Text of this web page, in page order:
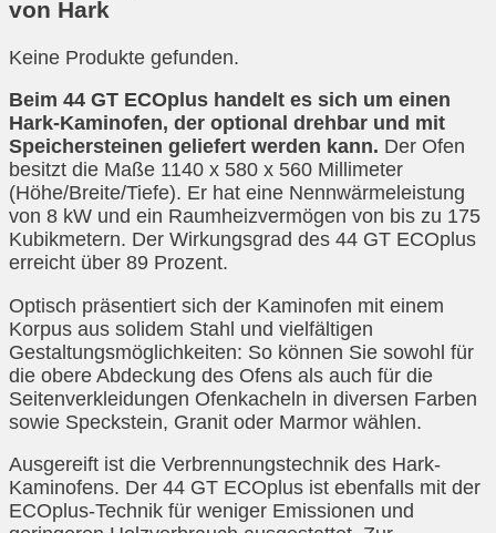
von Hark
Keine Produkte gefunden.
Beim 44 GT ECOplus handelt es sich um einen
Hark-Kaminofen, der optional drehbar und mit
Speichersteinen geliefert werden kann. Der Ofen
besitzt die Maße 1140 x 580 x 560 Millimeter
(Höhe/Breite/Tiefe). Er hat eine Nennwärmeleistung
von 8 kW und ein Raumheizvermögen von bis zu 175
Kubikmetern. Der Wirkungsgrad des 44 GT ECOplus
erreicht über 89 Prozent.
Optisch präsentiert sich der Kaminofen mit einem
Korpus aus solidem Stahl und vielfältigen
Gestaltungsmöglichkeiten: So können Sie sowohl für
die obere Abdeckung des Ofens als auch für die
Seitenverkleidungen Ofenkacheln in diversen Farben
sowie Speckstein, Granit oder Marmor wählen.
Ausgereift ist die Verbrennungstechnik des Hark-
Kaminofens. Der 44 GT ECOplus ist ebenfalls mit der
ECOplus-Technik für weniger Emissionen und